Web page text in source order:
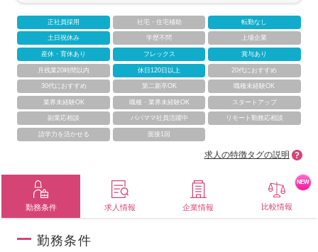
正社員採用 社宅・住宅補助 転勤なし
土日祝休み 学歴不問 上場企業
産休・育休あり フレックス 賞与あり
月残業20時間以内 休日120日以上 20代におすすめ
30代におすすめ 第二新卒OK 職種未経験OK
業界未経験OK 職種・業界未経験OK スタートアップ
副業応相談 パパママ社員活躍中 リモート勤務応相談
語学力を活かせる 面接1回
求人の特徴タグの説明
勤務条件 求人情報 企業情報 比較情報
NEW
勤務条件